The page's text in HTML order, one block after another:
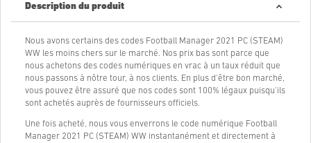
Description du produit
Nous avons certains des codes Football Manager 2021 PC (STEAM)
WW les moins chers sur le marché. Nos prix bas sont parce que
nous achetons des codes numériques en vrac à un taux réduit que
nous passons à nôtre tour, à nos clients. En plus d'être bon marché,
vous pouvez être assuré que nos codes sont 100% légaux puisqu'ils
sont achetés auprès de fournisseurs officiels.
Une fois acheté, nous vous enverrons le code numérique Football
Manager 2021 PC (STEAM) WW instantanément et directement à